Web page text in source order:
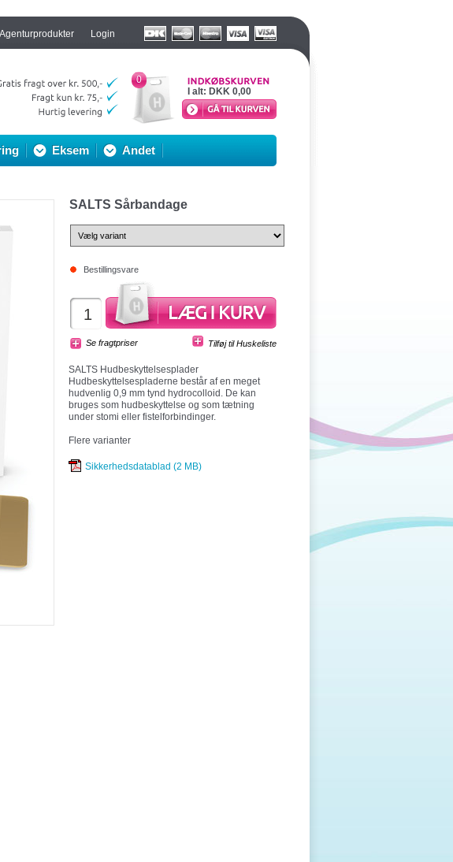
Agenturprodukter Login
Eksem Andet
0
I alt: DKK 0,00
SALTS Sårbandage
Bestillingsvare
Se fragtpriser
SALTS Hudbeskyttelsesplader
Hudbeskyttelsespladerne består af en meget
hudvenlig 0,9 mm tynd hydrocolloid. De kan
bruges som hudbeskyttelse og som tætning
under stomi eller fistelforbindinger.
Flere varianter
Sikkerhedsdatablad (2 MB)